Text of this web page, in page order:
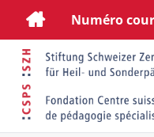
Numéro